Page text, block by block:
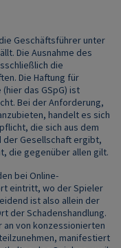
Geschäftsführer unter
Die Ausnahme des
die
Die Haftung für
das GSpG) ist
Bei der Anforderung,
handelt es sich
die sich aus dem
der Gesellschaft ergibt,
die gegenüber allen gilt.
bei Online-
eintritt, wo der Spieler
ist also allein der
der Schadenshandlung.
an von konzessionierten
manifestiert